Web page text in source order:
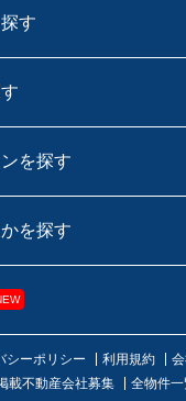
す
を探す
を探す
シーポリシー 利用規約
載不動産会社募集
全物件